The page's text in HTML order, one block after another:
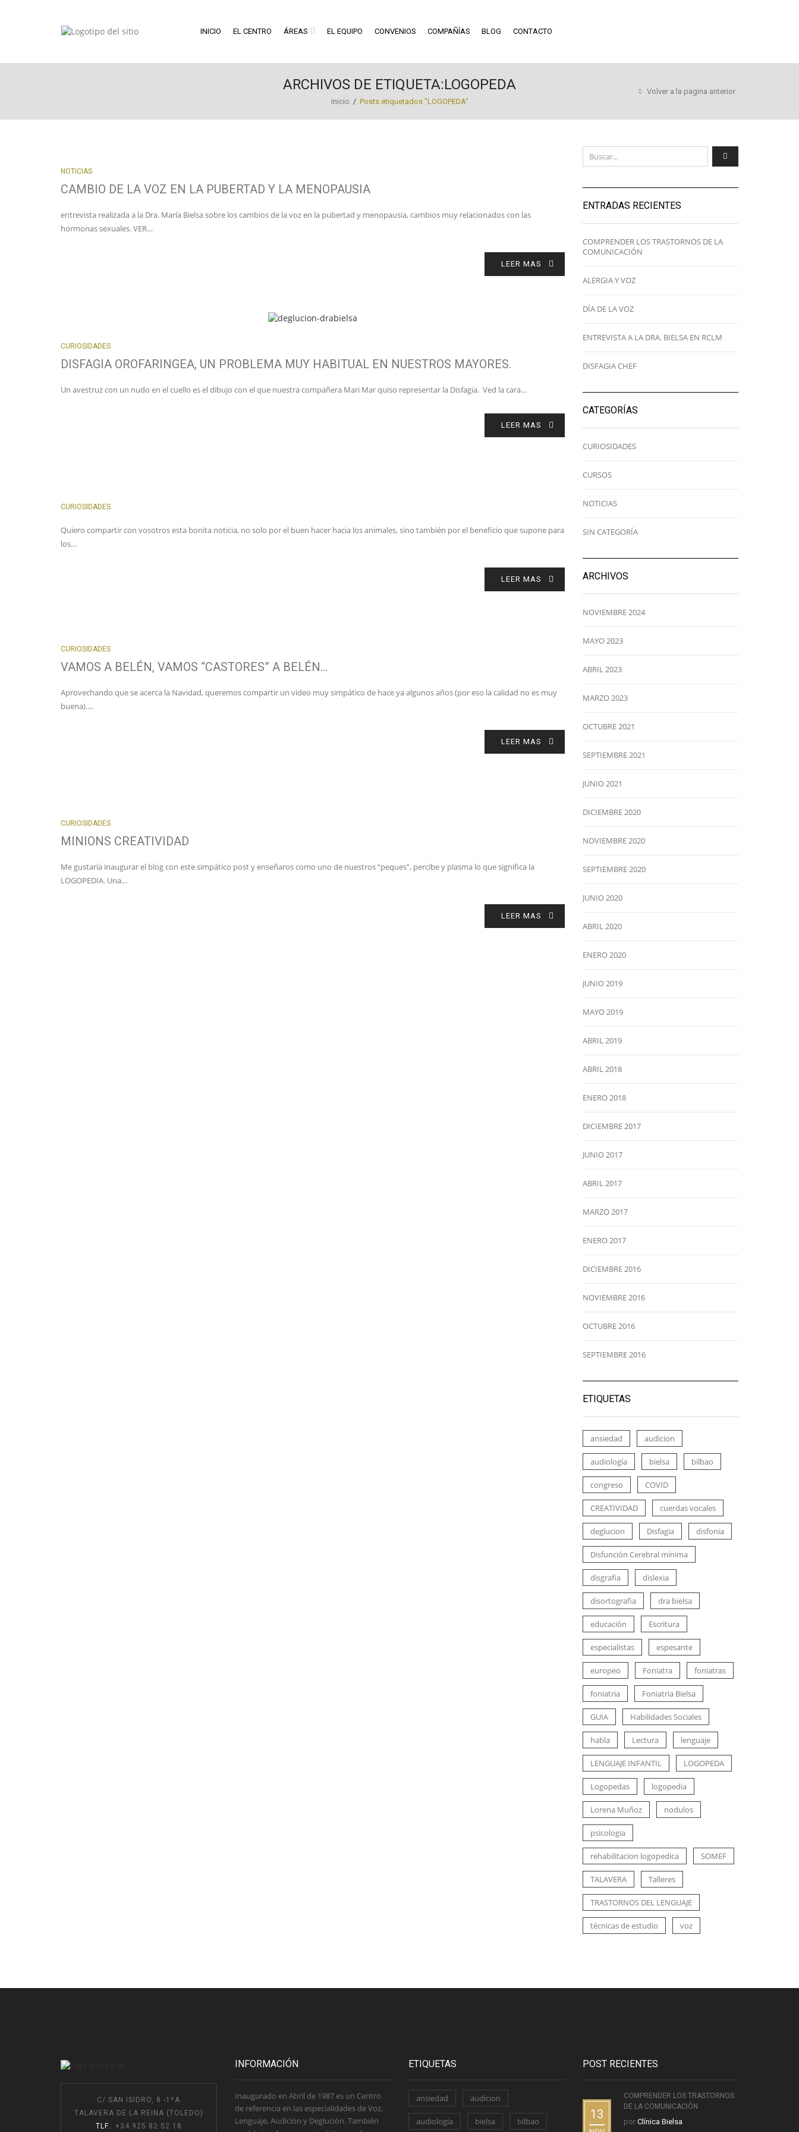
INICIO EL CENTRO ÁREAS EL EQUIPO CONVENIOS COMPAÑÍAS BLOG CONTACTO
ARCHIVOS DE ETIQUETA:LOGOPEDA
Inicio / Posts etiquetados "LOGOPEDA"
Volver a la pagina anterior
NOTICIAS
CAMBIO DE LA VOZ EN LA PUBERTAD Y LA MENOPAUSIA
entrevista realizada a la Dra. María Bielsa sobre los cambios de la voz en la pubertad y menopausia, cambios muy relacionados con las
hormonas sexuales. VER…
LEER MAS
CURIOSIDADES
DISFAGIA OROFARINGEA, UN PROBLEMA MUY HABITUAL EN NUESTROS MAYORES.
Un avestruz con un nudo en el cuello es el dibujo con el que nuestra compañera Mari Mar quiso representar la Disfagia. Ved la cara…
LEER MAS
CURIOSIDADES
Quiero compartir con vosotros esta bonita noticia, no solo por el buen hacer hacia los animales, sino también por el beneficio que supone para
los…
LEER MAS
CURIOSIDADES
VAMOS A BELÉN, VAMOS “CASTORES” A BELÉN…
Aprovechando que se acerca la Navidad, queremos compartir un video muy simpático de hace ya algunos años (por eso la calidad no es muy
buena)….
LEER MAS
CURIOSIDADES
MINIONS CREATIVIDAD
Me gustaría inaugurar el blog con este simpático post y enseñaros como uno de nuestros “peques”, percibe y plasma lo que significa la
LOGOPEDIA. Una…
LEER MAS
ENTRADAS RECIENTES
COMPRENDER LOS TRASTORNOS DE LA
COMUNICACIÓN
ALERGIA Y VOZ
DÍA DE LA VOZ
ENTREVISTA A LA DRA. BIELSA EN RCLM
DISFAGIA CHEF
CATEGORÍAS
CURIOSIDADES
CURSOS
NOTICIAS
SIN CATEGORÍA
ARCHIVOS
NOVIEMBRE 2024
MAYO 2023
ABRIL 2023
MARZO 2023
OCTUBRE 2021
SEPTIEMBRE 2021
JUNIO 2021
DICIEMBRE 2020
NOVIEMBRE 2020
SEPTIEMBRE 2020
JUNIO 2020
ABRIL 2020
ENERO 2020
JUNIO 2019
MAYO 2019
ABRIL 2019
ABRIL 2018
ENERO 2018
DICIEMBRE 2017
JUNIO 2017
ABRIL 2017
MARZO 2017
ENERO 2017
DICIEMBRE 2016
NOVIEMBRE 2016
OCTUBRE 2016
SEPTIEMBRE 2016
ETIQUETAS
ansiedad audicion
audiología bielsa bilbao
congreso COVID
CREATIVIDAD cuerdas vocales
deglucion Disfagia disfonia
Disfunción Cerebral mínima
disgrafia dislexia
disortografia dra bielsa
educación Escritura
especialistas espesante
europeo Foniatra foniatras
foniatria Foniatria Bielsa
GUIA Habilidades Sociales
habla Lectura lenguaje
LENGUAJE INFANTIL LOGOPEDA
Logopedas logopedia
Lorena Muñoz nodulos
psicologia
rehabilitacion logopedica SOMEF
TALAVERA Talleres
TRASTORNOS DEL LENGUAJE
técnicas de estudio voz
C/ SAN ISIDRO, 8 -1ºA
TALAVERA DE LA REINA (TOLEDO)
TLF. : +34 925 82 52 18
INFORMACIÓN
Inaugurado en Abril de 1987 es un Centro
de referencia en las especialidades de Voz,
Lenguaje, Audición y Deglución. También
ETIQUETAS
ansiedad audicion
audiología bielsa bilbao
POST RECIENTES
13
COMPRENDER LOS TRASTORNOS
DE LA COMUNICACIÓN
por Clínica Bielsa